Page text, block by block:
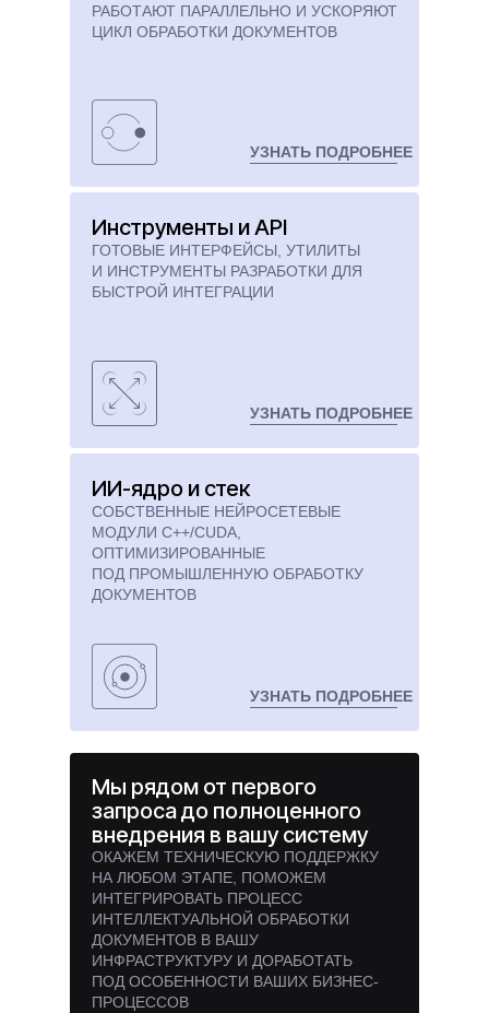
РАБОТАЮТ ПАРАЛЛЕЛЬНО И УСКОРЯЮТ
ЦИКЛ ОБРАБОТКИ ДОКУМЕНТОВ
УЗНАТЬ ПОДРОБНЕЕ
Инструменты и API
ГОТОВЫЕ ИНТЕРФЕЙСЫ, УТИЛИТЫ
И ИНСТРУМЕНТЫ РАЗРАБОТКИ ДЛЯ
БЫСТРОЙ ИНТЕГРАЦИИ
УЗНАТЬ ПОДРОБНЕЕ
ИИ-ядро и стек
СОБСТВЕННЫЕ НЕЙРОСЕТЕВЫЕ
МОДУЛИ C++/CUDA,
ОПТИМИЗИРОВАННЫЕ
ПОД ПРОМЫШЛЕННУЮ ОБРАБОТКУ
ДОКУМЕНТОВ
УЗНАТЬ ПОДРОБНЕЕ
Мы рядом от первого
запроса до полноценного
внедрения в вашу систему
ОКАЖЕМ ТЕХНИЧЕСКУЮ ПОДДЕРЖКУ
НА ЛЮБОМ ЭТАПЕ, ПОМОЖЕМ
ИНТЕГРИРОВАТЬ ПРОЦЕСС
ИНТЕЛЛЕКТУАЛЬНОЙ ОБРАБОТКИ
ДОКУМЕНТОВ В ВАШУ
ИНФРАСТРУКТУРУ И ДОРАБОТАТЬ
ПОД ОСОБЕННОСТИ ВАШИХ БИЗНЕС-
ПРОЦЕССОВ